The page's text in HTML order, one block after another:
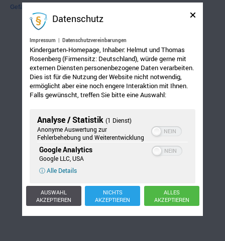
Gefällt mir:
Datenschutz
Impressum | Datenschutzvereinbarungen
Kindergarten-Homepage, Inhaber: Helmut und Thomas
Rosenberg (Firmensitz: Deutschland), würde gerne mit
externen Diensten personenbezogene Daten verarbeiten.
Dies ist für die Nutzung der Website nicht notwendig,
ermöglicht aber eine noch engere Interaktion mit Ihnen.
Falls gewünscht, treffen Sie bitte eine Auswahl:
Analyse / Statistik (1 Dienst)
Anonyme Auswertung zur
Fehlerbehebung und Weiterentwicklung
Google Analytics
Google LLC, USA
ⓘ Alle Details
AUSWAHL
AKZEPTIEREN
NICHTS
AKZEPTIEREN
ALLES
AKZEPTIEREN